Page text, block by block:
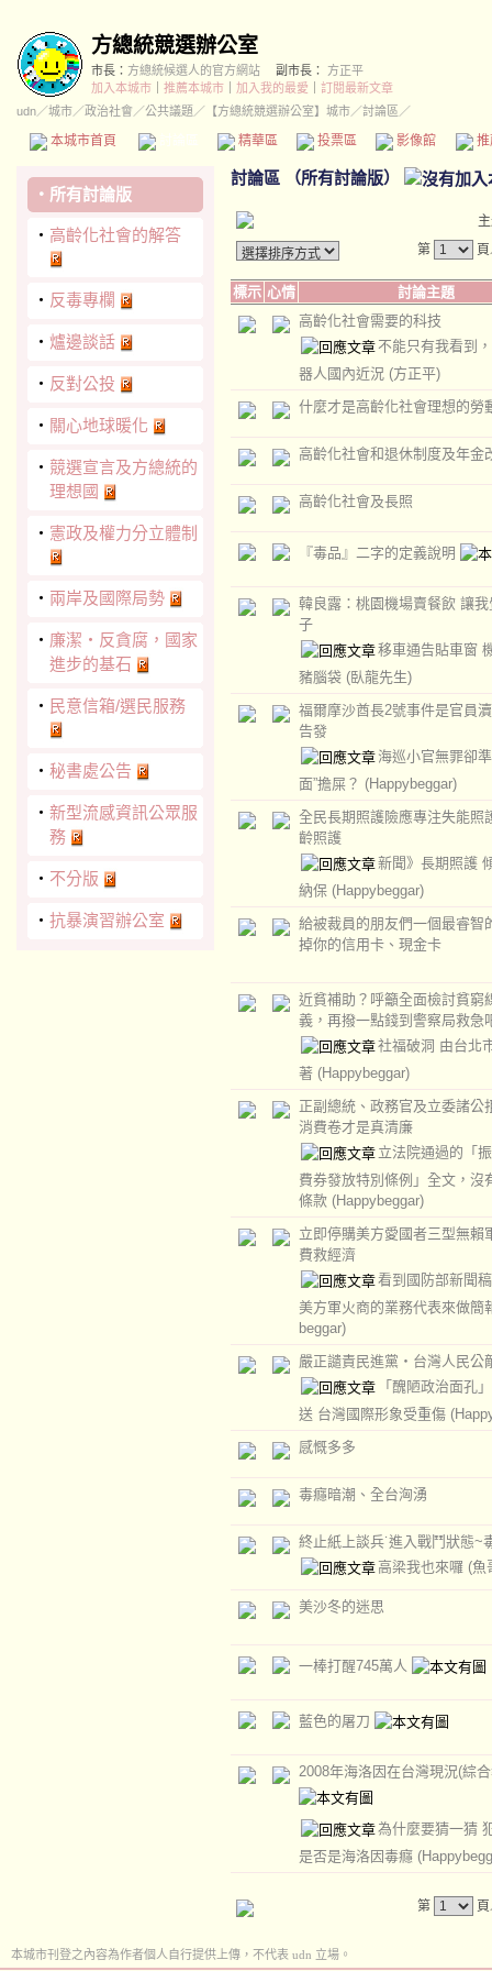
方總統競選辦公室
市長： 方總統候選人的官方網站 副市長：
方正平
加入本城市
推薦本城市 加入我的最愛
訂閱最新文章
udn／城市／政治社會 ／公共議題 ／ 【方總統競選辦公室】城市／討論區／
本城市首頁 精華區 投票區 影像館
‧ 所有討論版
‧ 高齡化社會的解答
‧ 反毒專欄
‧ 爐邊談話
‧ 反對公投
‧ 關心地球暖化
‧ 競選宣言及方總統的
理想國
‧ 憲政及權力分立體制
‧ 兩岸及國際局勢
‧ 廉潔‧反貪腐，國家
進步的基石
‧ 民意信箱/選民服務
‧ 秘書處公告
‧ 新型流感資訊公眾服
務
‧ 不分版
‧ 抗暴演習辦公室
討論區 （所有討論版）
第
標示 心情
討論主題
高齡化社會需要的科技
不能只有我看到
器人國內近況 (方正平)
什麼才是高齡化社會理想的勞
高齡化社會和退休制度及年金
高齡化社會及長照
『毒品』二字的定義說明
韓良露：桃園機場賣餐飲 讓
子
移車通告貼車窗
豬腦袋 (臥龍先生)
福爾摩沙酋長2號事件是官員
告發
海巡小官無罪卻
面”擔屎？ (Happybeggar)
全民長期照護險應專注失能照
齡照護
新聞》長期照護
納保 (Happybeggar)
給被裁員的朋友們一個最睿智
掉你的信用卡、現金卡
近貧補助？呼籲全面檢討貧窮
義，再撥一點錢到警察局救急
社福破洞 由台北
著 (Happybeggar)
正副總統、政務官及立委諸公
消費卷才是真清廉
立法院通過的「
費券發放特別條例」全文，沒
條款 (Happybeggar)
立即停購美方愛國者三型無賴
費救經濟
看到國防部新聞
美方軍火商的業務代表來做簡
beggar)
嚴正譴責民進黨‧台灣人民公
「醜陋政治面孔
送 台灣國際形象受重傷
感慨多多
毒癮暗潮、全台洶湧
終止紙上談兵˙進入戰鬥狀態~
高梁我也來囉 (魚
美沙冬的迷思
一棒打醒745萬人
藍色的屠刀
2008年海洛因在台灣現況(綜
為什麼要猜一猜
是否是海洛因毒癮
第
本城市刊登之內容為作者個人自行提供上傳，不代表 udn 立場。